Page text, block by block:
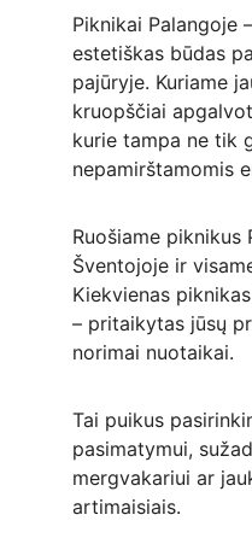
Piknikai Palangoje
estetiškas būdas
pajūryje. Kuriame
kruopščiai
kurie tampa ne tik
nepamirštamomis
Ruošiame piknikus
Šventojoje ir
Kiekvienas
– pritaikytas jūsų
norimai nuotaikai.
Tai puikus
pasimatymui,
mergvakariui ar
artimaisiais.